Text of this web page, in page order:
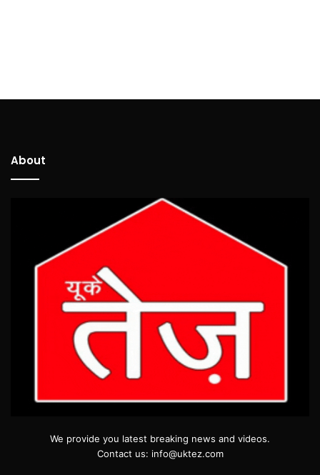
About
We provide you latest breaking news and videos.
Contact us: info@uktez.com